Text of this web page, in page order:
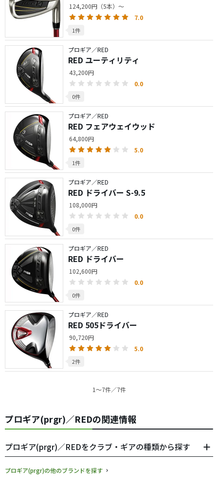
124,200円（5本）～
7.0
1件
プロギア／RED
RED ユーティリティ
43,200円
0.0
0件
プロギア／RED
RED フェアウェイウッド
64,800円
5.0
1件
プロギア／RED
RED ドライバー S-9.5
108,000円
0.0
0件
プロギア／RED
RED ドライバー
102,600円
0.0
0件
プロギア／RED
RED 505ドライバー
90,720円
5.0
2件
1〜7件／7件
プロギア(prgr)／REDの関連情報
プロギア(prgr)／REDをクラブ・ギアの種類から探す
プロギア(prgr)の他のブランドを探す